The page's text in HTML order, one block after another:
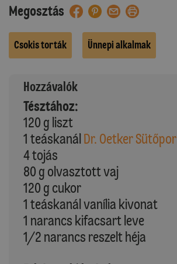
Megosztás
Csokis torták Ünnepi alkalmak
Hozzávalók
Tésztához:
120 g liszt
1 teáskanálDr. Oetker Sütőpor
4 tojás
80 g olvasztott vaj
120 g cukor
1 teáskanál vanília kivonat
1 narancs kifacsart leve
1/2 narancs reszelt héja